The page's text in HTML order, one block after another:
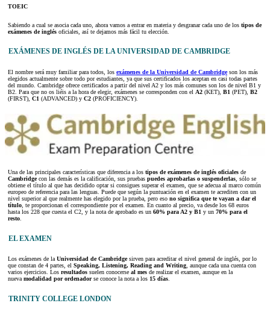
TOEIC
Sabiendo a cual se asocia cada uno, ahora vamos a entrar en materia y desgranar cada uno de los tipos de
exámenes de inglés oficiales, así te dejamos más fácil tu elección.
EXÁMENES DE INGLÉS DE LA UNIVERSIDAD DE CAMBRIDGE
El nombre será muy familiar para todos, los exámenes de la Universidad de Cambridgeson los más
elegidos actualmente sobre todo por estudiantes, ya que sus certificados los aceptan en casi todas partes
del mundo. Cambridge ofrece certificados a partir del nivel A2 y los más comunes son los de nivel B1 y
B2. Para que no os liéis a la hora de elegir, exámenes se corresponden con el A2 (KET), B1 (PET), B2
(FIRST), C1 (ADVANCED) y C2 (PROFICIENCY).
Una de las principales características que diferencia a los tipos de exámenes de inglés oficiales de
Cambridgecon las demás es la calificación, sus pruebas puedes aprobarlas o suspenderlas , sólo se
obtiene el título al que has decidido optar si consigues superar el examen, que se adecua al marco común
europeo de referencia para las lenguas. Puede que según la puntuación en el examen te acrediten con un
nivel superior al que realmente has elegido por la prueba, pero eso no significa que te vayan a dar el
título , te proporcionan el correspondiente por el examen. En cuanto al precio, va desde los 68 euros
hasta los 228 que cuesta el C2, y la nota de aprobado es un 60% para A2 y B1 y un 70% para el
resto
EL EXAMEN
Los exámenes de laUniversidad de Cambridgesirven para acreditar el nivel general de inglés, por lo
que constan de 4 partes, el Speaking, Listening, Reading and Writing, aunque cada una cuenta con
varios ejercicios. Los resultados suelen conocerse al mes de realizar el examen, aunque en la
nuevamodalidad por ordenadorse conoce la nota a los 15 días.
TRINITY COLLEGE LONDON